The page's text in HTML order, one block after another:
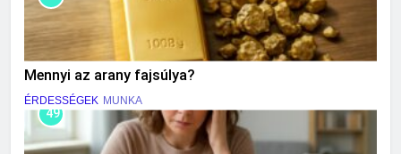
Mennyi az arany fajsúlya?
ÉRDESSÉGEK MUNKA
49